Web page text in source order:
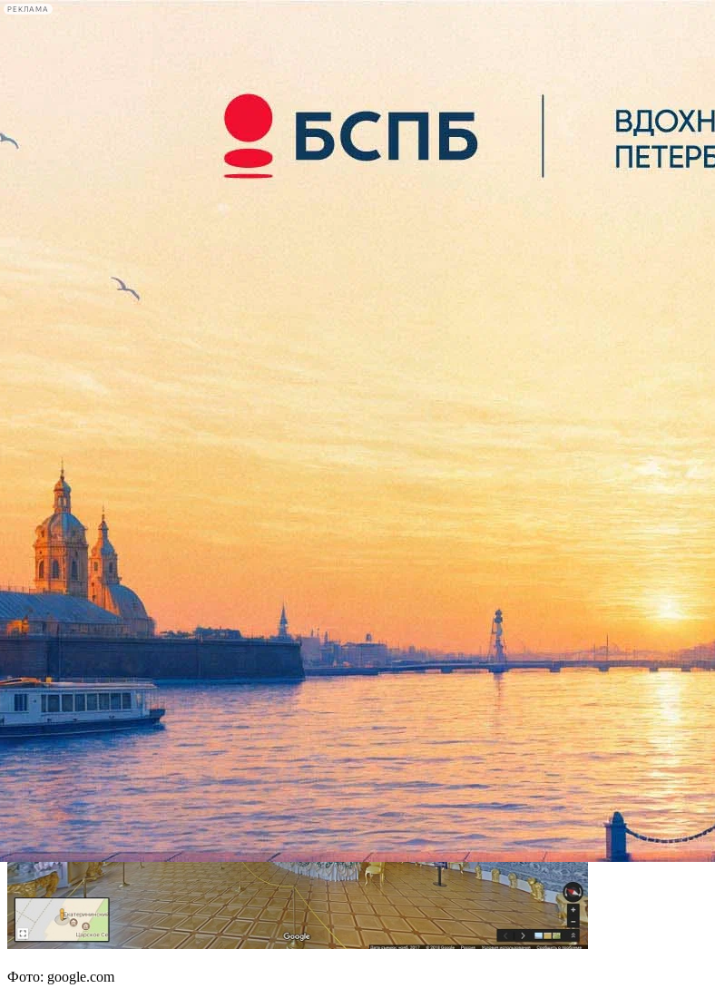
РЕКЛАМА
лекции
книги
Google оцифровал достопримечательности Санкт-
22 мая 2018,
Прогуляться по «сумрачным аллеям» Александровского парка, попасть в тюрьму Трубецкого бастиона или
Компания Google 22 мая сообщила, что оцифровала для сервиса «Просмотр улиц» основные
Всего в подборке Google оказалось семь культурных памятников. Это
Александровский парк ,Екатерининский
отдельно подчеркивает возможность смотреть картины и ходить поанфиладам комнат), тюрьмаТрубецкого
отдельнои даже попастьвнутрь), а также«Гранд Макет Россия».
Фото: google.com